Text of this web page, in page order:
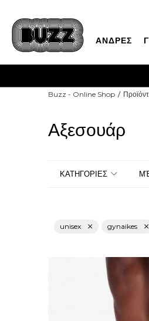
ΑΝΔΡΕΣ
Buzz - Online Shop
Αξεσουάρ
ΚΑΤΗΓΟΡΙΕΣ
unisex gynaikes